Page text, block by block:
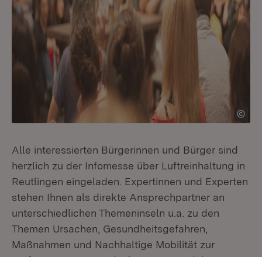
Alle interessierten Bürgerinnen und Bürger sind
herzlich zu der Infomesse über Luftreinhaltung in
Reutlingen eingeladen. Expertinnen und Experten
stehen Ihnen als direkte Ansprechpartner an
unterschiedlichen Themeninseln u.a. zu den
Themen Ursachen, Gesundheitsgefahren,
Maßnahmen und Nachhaltige Mobilität zur